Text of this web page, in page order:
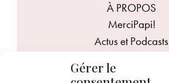
Gérer le
À PROPOS
MerciPapi!
Actus et Podcasts
Contact